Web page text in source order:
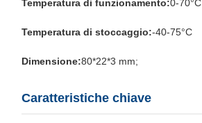
Temperatura di funzionamento:0-70°C
Temperatura di stoccaggio:-40-75°C
Dimensione:80*22*3 mm;
Caratteristiche chiave